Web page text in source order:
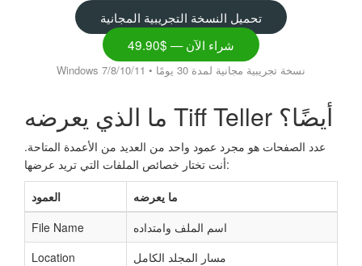
تحميل النسخة التجريبية المجانية
شراء الآن — $49.90
Windows 7/8/10/11 • نسخة تجريبية مجانية لمدة 30 يومًا
ما الذي يعرضه Tiff Teller أيضًا؟
عدد الصفحات هو مجرد عمود واحد من العديد من الأعمدة المتاحة.
أنت تختار خصائص الملفات التي تريد عرضها:
العمود
ما يعرضه
File Name
اسم الملف وامتداده
Location
مسار المجلد الكامل